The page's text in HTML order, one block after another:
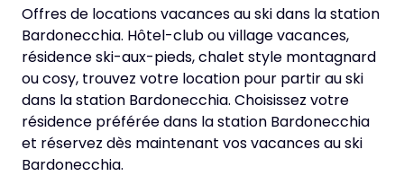
Offres de locations vacances au ski dans la station
Bardonecchia. Hôtel-club ou village vacances,
résidence ski-aux-pieds, chalet style montagnard
ou cosy, trouvez votre location pour partir au ski
dans la station Bardonecchia. Choisissez votre
résidence préférée dans la station Bardonecchia
et réservez dès maintenant vos vacances au ski
Bardonecchia.